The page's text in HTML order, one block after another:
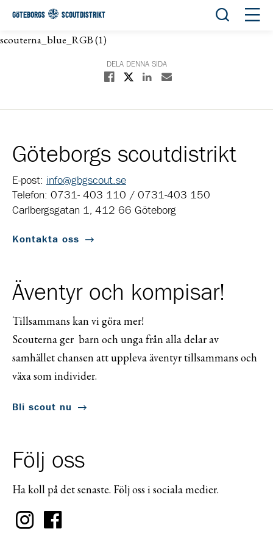
GÖTEBORGS SCOUTDISTRIKT Öppna
scouterna_blue_RGB (1)
DELA DENNA SIDA
Dela på Facebook
Dela på XDela på Linkedin
Dela med E-post
Göteborgs scoutdistrikt
E-post: info@gbgscout.se
Telefon: 0731- 403 110 / 0731-403 150
Carlbergsgatan 1, 412 66 Göteborg
Kontakta oss
Äventyr och kompisar!
Tillsammans kan vi göra mer!
Scouterna ger barn och unga från alla delar av
samhället chansen att uppleva äventyr tillsammans och
växa som individer.
Bli scout nu
Följ oss
Ha koll på det senaste. Följ oss i sociala medier.